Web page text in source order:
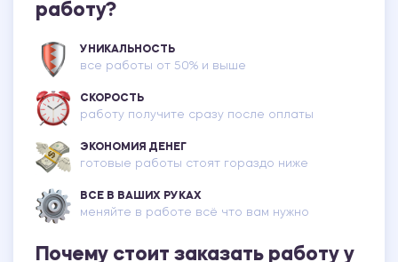
работу?
УНИКАЛЬНОСТЬ
все работы от 50% и выше
СКОРОСТЬ
работу получите сразу после оплаты
ЭКОНОМИЯ ДЕНЕГ
готовые работы стоят гораздо ниже
ВСЕ В ВАШИХ РУКАХ
меняйте в работе всё что вам нужно
Почему стоит заказать работу у